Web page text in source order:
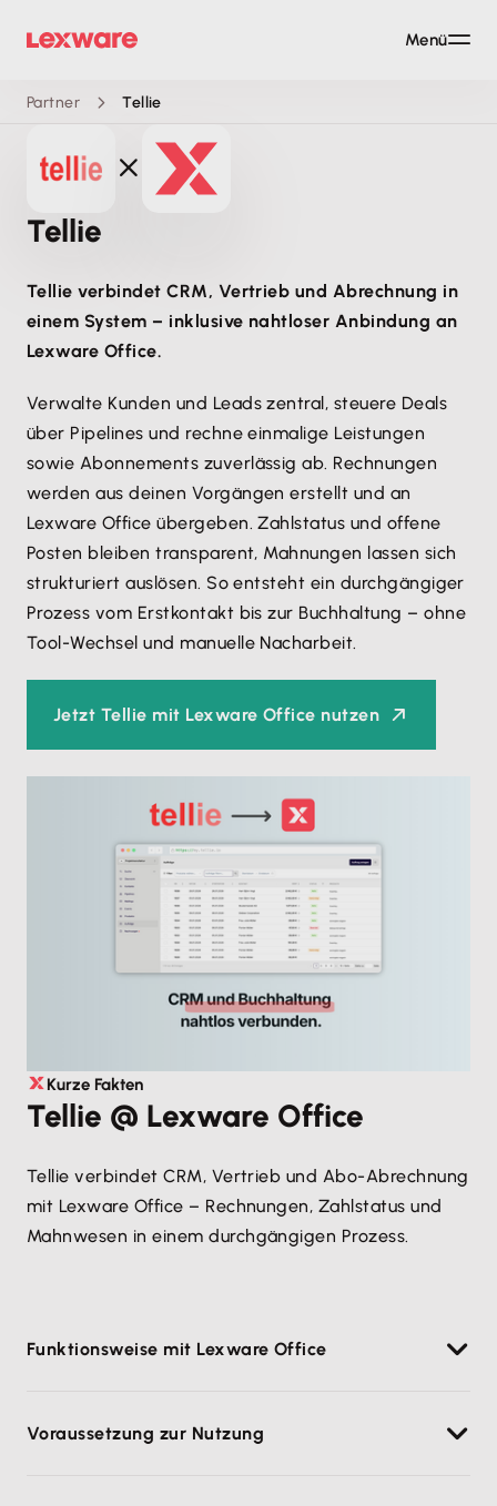
Partner Tellie
Tellie
Tellie verbindet CRM, Vertrieb und Abrechnung in
einem System – inklusive nahtloser Anbindung an
Lexware Office.
Verwalte Kunden und Leads zentral, steuere Deals
über Pipelines und rechne einmalige Leistungen
sowie Abonnements zuverlässig ab. Rechnungen
werden aus deinen Vorgängen erstellt und an
Lexware Office übergeben. Zahlstatus und offene
Posten bleiben transparent, Mahnungen lassen sich
strukturiert auslösen. So entsteht ein durchgängiger
Prozess vom Erstkontakt bis zur Buchhaltung – ohne
Tool-Wechsel und manuelle Nacharbeit.
Jetzt Tellie mit Lexware Office nutzen
Kurze Fakten
Tellie @ Lexware Office
Tellie verbindet CRM, Vertrieb und Abo-Abrechnung
mit Lexware Office – Rechnungen, Zahlstatus und
Mahnwesen in einem durchgängigen Prozess.
Funktionsweise mit Lexware Office
Abonnements im CRM-/Vertriebsprozess.
Voraussetzung zur Nutzung
Menü